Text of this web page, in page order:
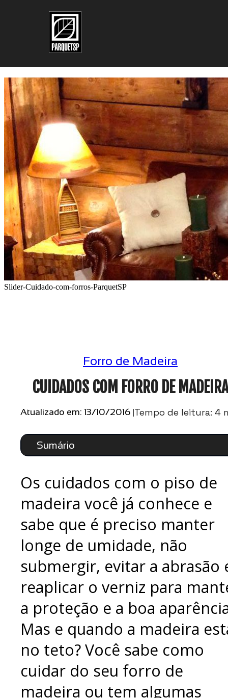
Slider-Cuidado-com-forros-ParquetSP
Forro de Madeira
CUIDADOS COM FORRO DE MADEIRA
Atualizado em: 13/10/2016 |Tempo de leitura: 4
Sumário
Os cuidados com o piso de
madeira você já conhece e
sabe que é preciso manter
longe de umidade, não
submergir, evitar a abrasão
reaplicar o verniz para
a proteção e a boa
Mas e quando a madeira
no teto? Você sabe como
cuidar do seu forro de
madeira ou tem algumas